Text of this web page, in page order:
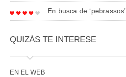
En busca de ‘pebrassos’
QUIZÁS TE INTERESE
EN EL WEB